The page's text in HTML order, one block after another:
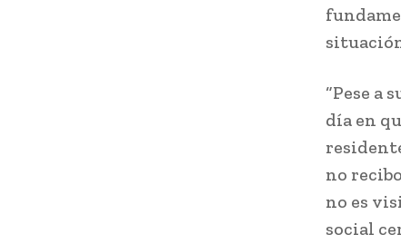
“Pese a
día en
no
no es
social